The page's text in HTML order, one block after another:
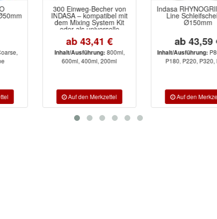
300 Einweg-Becher von
INDASA – kompatibel mit
dem Mixing System Kit
oder als universelle
Lackierbecher nutzbar. Mit
präziser Mischskala,
silikonfrei, stapelbar.
ab 43,41 €
Inhalt/Ausführung:800ml,
600ml, 400ml, 200ml
Indasa RHYNOGRIP Mesh
Line Schleifscheiben
ab 43,59 €
Inhalt/Ausführung:P80, P120,
P180, P220, P320, P400